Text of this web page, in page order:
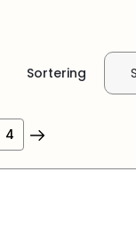
Sortering
4